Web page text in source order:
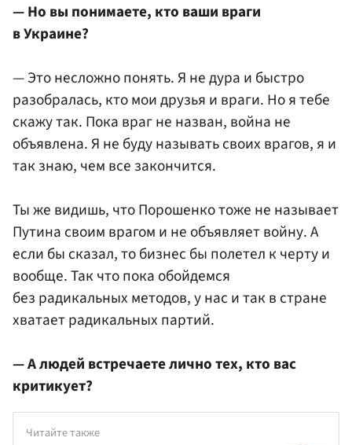
— Но вы понимаете, кто ваши враги
в Украине?
— Это несложно понять. Я не дура и быстро
разобралась, кто мои друзья и враги. Но я тебе
скажу так. Пока враг не назван, война не
объявлена. Я не буду называть своих врагов, я и
так знаю, чем все закончится.
Ты же видишь, что Порошенко тоже не называет
Путина своим врагом и не объявляет войну. А
если бы сказал, то бизнес бы полетел к черту и
вообще. Так что пока обойдемся
без радикальных методов, у нас и так в стране
хватает радикальных партий.
— А людей встречаете лично тех, кто вас
критикует?
Читайте также